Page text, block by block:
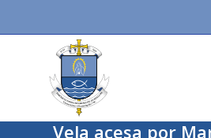
Vela acesa por